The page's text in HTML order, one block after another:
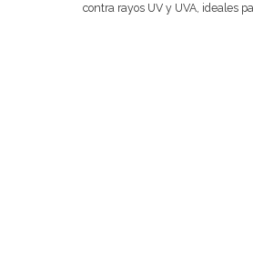
contra rayos UV y UVA, ideales